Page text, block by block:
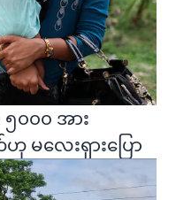
၀၀၀ အား
မလေးရှားပြော